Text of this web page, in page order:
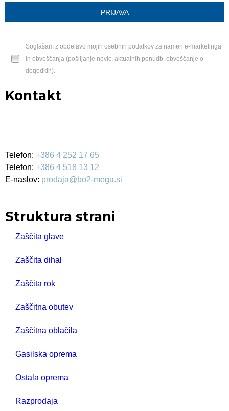
Soglašam z obdelavo mojih osebnih podatkov za namen e-marketinga
in obveščanja (pošiljanje novic, aktualnih ponudb, obveščanje o
dogodkih).
Kontakt
Telefon: +386 4 252 17 65
Telefon: +386 4 518 13 12
E-naslov: prodaja@bo2-mega.si
Struktura strani
Zaščita glave
Zaščita dihal
Zaščita rok
Zaščitna obutev
Zaščitna oblačila
Gasilska oprema
Ostala oprema
Razprodaja